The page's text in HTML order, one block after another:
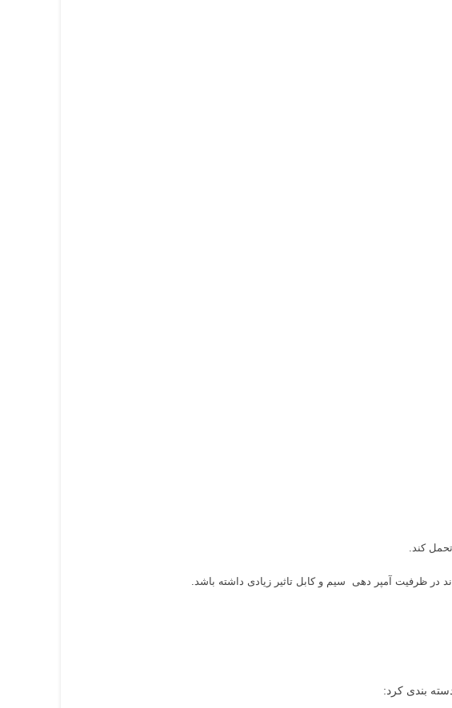
ظرفیت آمپر دهی سیم و کابل تاثیر زیادی داشته باشد.
بندی کرد: